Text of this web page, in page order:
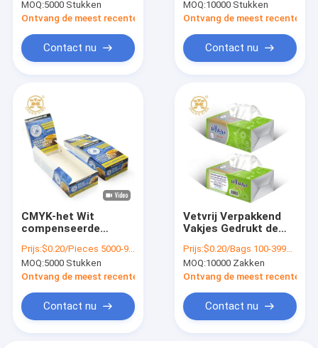
Kerstmisdocument
Gift ISO2008
MOQ:5000 Stukken
Ontvang de meest recente Prijs
Contact nu
Cachou van de het
Kartongift van de de
Pittennoten die Doos
verpakken
MOQ:10000 Stukken
Ontvang de meest recente
Contact nu
CMYK-het Wit
compenseerde
Dozen voor de
Giftdoos van het
Snack400g Koekje
Prijs:$0.20/Pieces 5000-99999 Pieces
MOQ:5000 Stukken
Ontvang de meest recente Prijs
Contact nu
Vetvrij Verpakkend
Vakjes Gedrukt de
het Papieren
zakdoekje
Beschikbaar Karton
Prijs:$0.20/Bags 100-3999 Bags
MOQ:10000 Zakken
Ontvang de meest recente
Contact nu